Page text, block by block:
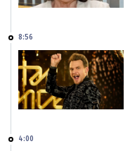
8:56
4:00